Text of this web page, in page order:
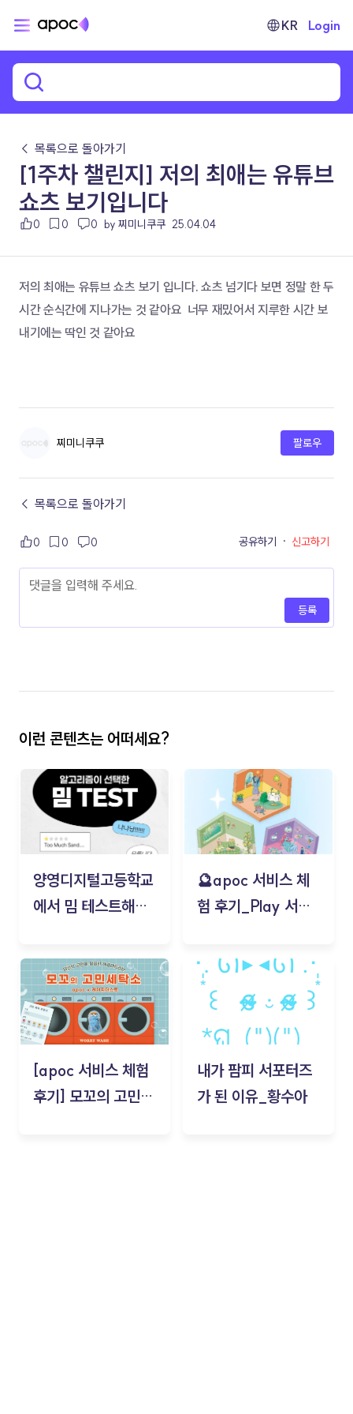
KR Login
← 목록으로 돌아가기
[1주차 챌린지] 저의 최애는 유튜브
쇼츠 보기입니다
0 0 0 by 찌미니쿠쿠 25.04.04
저의 최애는 유튜브 쇼츠 보기 입니다. 쇼츠 넘기다 보면 정말 한 두
시간 순식간에 지나가는 것 같아요  너무 재밌어서 지루한 시간 보
내기에는 딱인 것 같아요
찌미니쿠쿠 팔로우
← 목록으로 돌아가기
0 0 0 공유하기 · 신고하기
등록
이런 콘텐츠는 어떠세요?
양영디지털고등학교
에서 밈 테스트해보
🔮apoc 서비스 체
험 후기_Play 서비
김태현
[apoc 서비스 체험
후기] 모꼬의 고민세
내가 팜피 서포터즈
가 된 이유_황수아